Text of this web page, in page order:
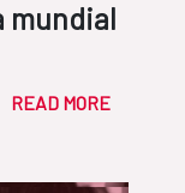
mundial
READ MORE